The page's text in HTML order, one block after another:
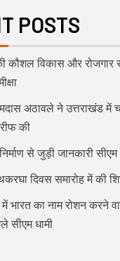
POSTS
कौशल विकास और रोजगार
अठावले ने उत्तराखंड में
की
से जुड़ी जानकारी सीएम
दिवस समारोह में की
भारत का नाम रोशन करने
सीएम धामी